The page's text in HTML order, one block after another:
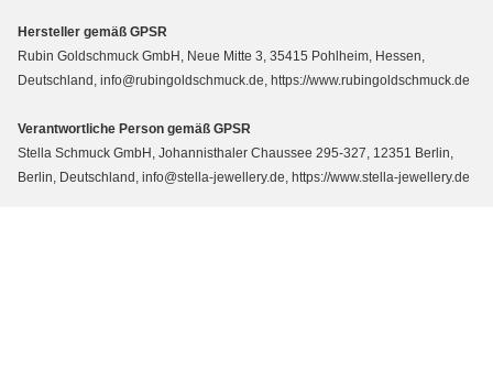
Hersteller gemäß GPSR
Rubin Goldschmuck GmbH, Neue Mitte 3, 35415 Pohlheim, Hessen,
Deutschland, info@rubingoldschmuck.de, https://www.rubingoldschmuck.de
Verantwortliche Person gemäß GPSR
Stella Schmuck GmbH, Johannisthaler Chaussee 295-327, 12351 Berlin,
Berlin, Deutschland, info@stella-jewellery.de, https://www.stella-jewellery.de